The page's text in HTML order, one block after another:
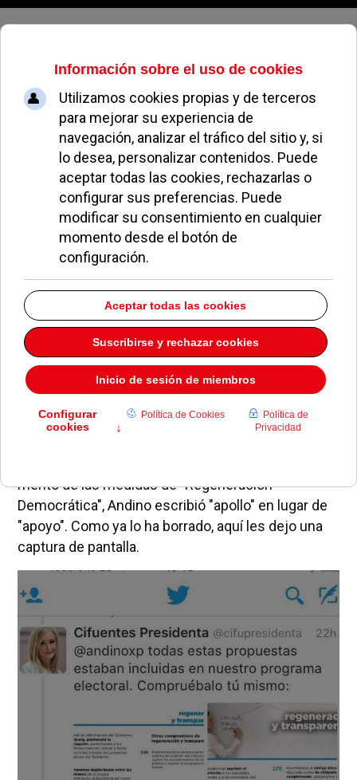
Viernes, 07 de agosto de 2026
Raúl González Andino y la
ortografía
EL AVISPA BAJA EN POZUELO 14 ENERO 2016
Raúl González Andino, concejal de Ciudadanos de
Pozuelo de Alarcón, cometió ayer un pequeño
tropezón en Twitter.
En el transcurso de una conversación con Cristina
mérito de las medidas de "Regeneración
Democrática", Andino escribió "apollo" en lugar de
"apoyo". Como ya lo ha borrado, aquí les dejo una
captura de pantalla.